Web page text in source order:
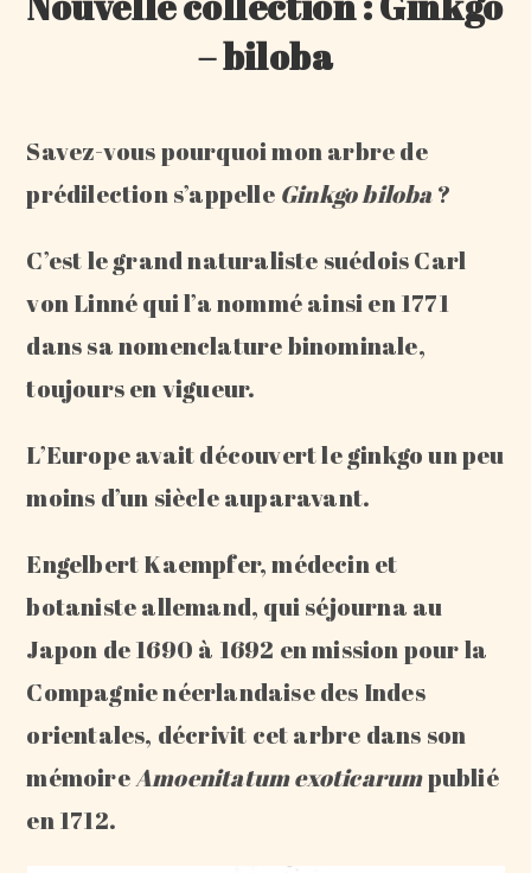
– biloba
Savez-vous pourquoi mon arbre de
prédilection s’appelle Ginkgo biloba?
C’est le grand naturaliste suédois Carl
von Linné qui l’a nommé ainsi en 1771
dans sa nomenclature binominale,
toujours en vigueur.
L’Europe avait découvert le ginkgo un peu
moins d’un siècle auparavant.
Engelbert Kaempfer, médecin et
botaniste allemand, qui séjourna au
Japon de 1690 à 1692 en mission pour la
Compagnie néerlandaise des Indes
orientales, décrivit cet arbre dans son
mémoireAmoenitatum exoticarumpublié
en 1712.